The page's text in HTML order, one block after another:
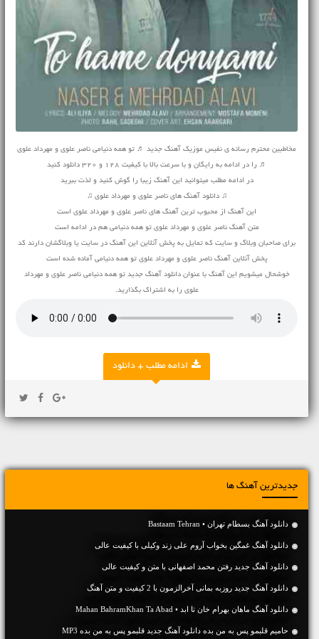
مخاطبین محترم رسانه ی نفیس موزیک آهنگ جدید ♬ تو همه دنیامی ناصر علوی و مهرداد علوی
♬ را در ادامه به رایگان و با سرعت بالا با کیفیت 128 و 320 دانلود کنید
در ادامه مطلب میتوانید این آهنگ زیبا را گوش کنید و لذت ببرید
♫ دانلود آهنگ های ناصر علوی و مهرداد علوی ♫
این آهنگ از محبوب ترین آهنگ های ناصر علوی و مهرداد علوی است
متن آهنگ ناصر علوی و مهرداد علوی تو همه دنیامی هم در ادامه است
برای صاحبان وبلاگ و سایت که تمایل به پخش آنلاین این آهنگ در سایت یا وبلاگشان دارند کد
پخش آنلاین آهنگ ناصر علوی و مهرداد علوی تو همه دنیامی آماده شده است
خوشحال میشویم این آهنگ با عنوان دانلود آهنگ جدید تو همه دنیامی ناصر علوی و مهرداد
علوی را به اشتراک بگذارید.
ادامه مطلب + دانلود
جدیدترین آهنگ ها
دانلود آهنگ بسطام تهران • Bastaam Tehran
دانلود آهنگ غمگین بخواب آروم علی زند وکیلی با کیفیت عالی
دانلود آهنگ جديد رفتن محمد اصفهانی با متن و کیفیت عالی
دانلود آهنگ جديد روزبه بمانی آخرالزمون با 2 کیفیت و متن آهنگ
دانلود آهنگ ماهان بهرام خان تا ابد • Mahan BahramKhan Ta Abad
حامیم قلبمو پس به من بده دانلود آهنگ جدید قلبمو پس به من بده MP3